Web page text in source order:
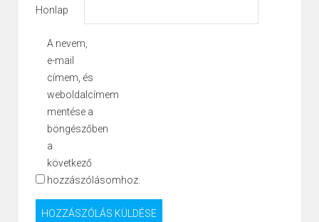
Honlap
A nevem,
e-mail
címem, és
weboldalcímem
mentése a
böngészőben
a
következő
hozzászólásomhoz.